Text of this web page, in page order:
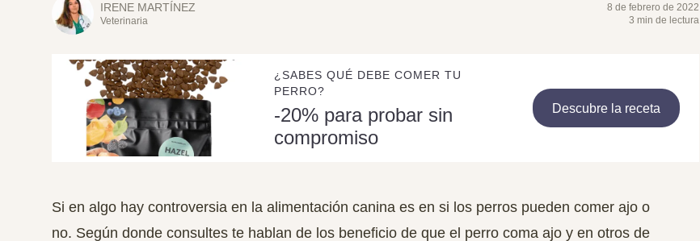
IRENE MARTÍNEZ
Veterinaria
8 de febrero de 2022
3 min de lectura
¿SABES QUÉ DEBE COMER TU
PERRO?
-20% para probar sin
compromiso
Descubre la receta
Si en algo hay controversia en la alimentación canina es en si los perros pueden comer ajo o
no. Según donde consultes te hablan de los beneficio de que el perro coma ajo y en otros de